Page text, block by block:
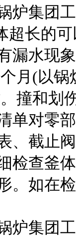
炉集团
超长的
漏水现
月(以
撞和划
单对零
、截止
检查釜
。如在
炉集团